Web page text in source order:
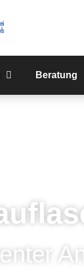
Beratung